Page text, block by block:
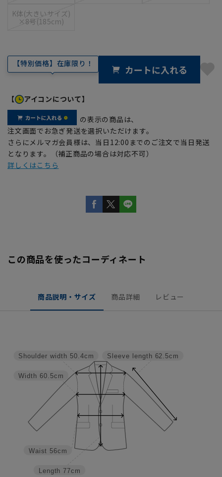
K体(大きいサイズ)
×8号(185cm)
【特別価格】在庫限り！ カートに入れる
【 アイコンについて】
の表示の商品は、
注文画面でお急ぎ発送を選択いただけます。
さらにメルマガ会員様は、当日12:00までのご注文で当日発送
となります。（補正商品の場合は対応不可）
詳しくはこちら
この商品を使ったコーディネート
商品説明・サイズ 商品詳細 レビュー
Sleeve length 62.5cm
Length 77cm
Waist 56cm
Width 60.5cm
Shoulder width 50.4cm